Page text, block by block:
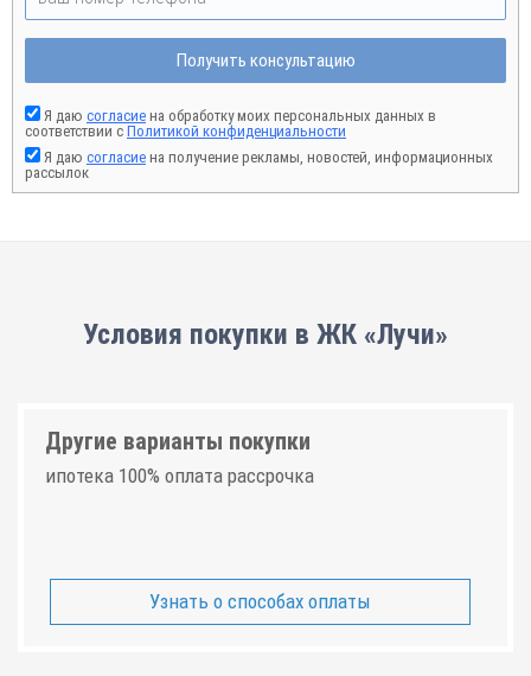
Получить консультацию
Я даю согласие на обработку моих персональных данных в
соответствии с Политикой конфиденциальности
Я даю согласие на получение рекламы, новостей, информационных
рассылок
Условия покупки в ЖК «Лучи»
Другие варианты покупки
ипотека 100% оплата рассрочка
Узнать о способах оплаты